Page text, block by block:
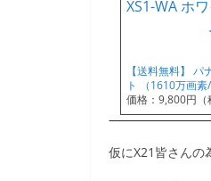
【送料無料】
ト （1610万画
価格：9,800円（
仮にX21皆さんの